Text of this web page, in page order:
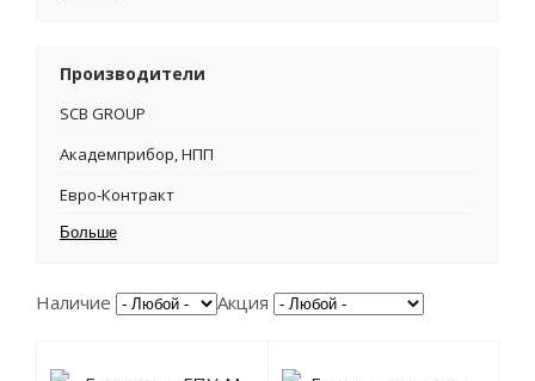
Производители
SCB GROUP
Академприбор, НПП
Евро-Контракт
Больше
Наличие Акция